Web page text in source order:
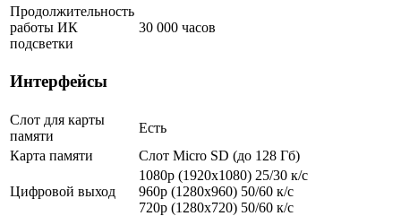
Продолжительность
работы ИК
подсветки
30 000 часов
Интерфейсы
Слот для карты
памяти
Есть
Карта памяти
Слот Micro SD (до 128 Гб)
Цифровой выход
1080p (1920х1080) 25/30 к/с
960p (1280х960) 50/60 к/с
720p (1280х720) 50/60 к/с